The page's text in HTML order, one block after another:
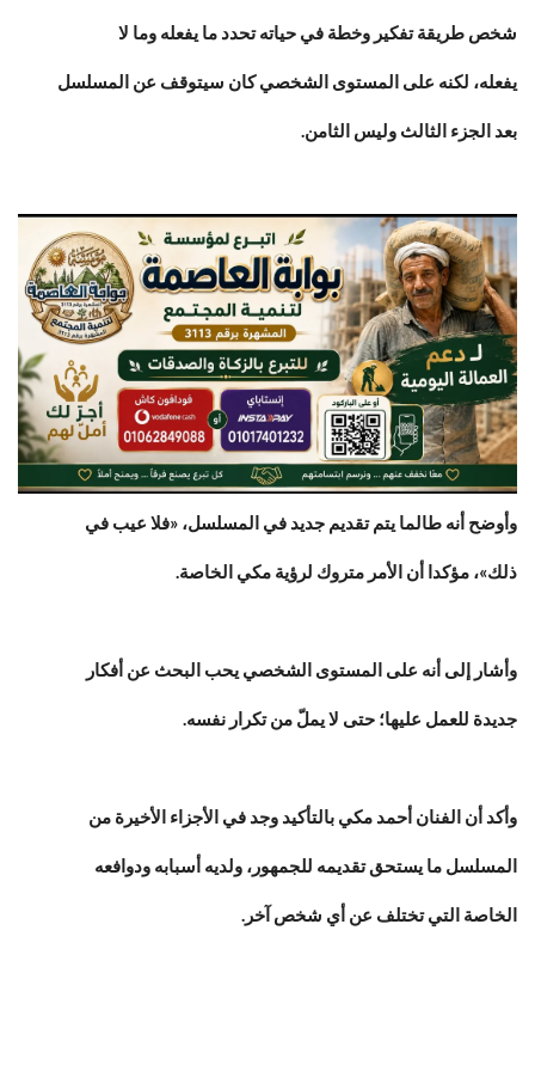
شخص طريقة تفكير وخطة في حياته تحدد ما يفعله وما لا
يفعله، لكنه على المستوى الشخصي ‏كان سيتوقف عن المسلسل
بعد الجزء الثالث وليس الثامن‎.‎
وأوضح أنه طالما يتم تقديم جديد في المسلسل، «فلا عيب في
ذلك»، مؤكدا أن الأمر متروك لرؤية ‏مكي الخاصة.‏
وأشار إلى أنه على المستوى الشخصي يحب البحث عن أفكار
جديدة للعمل عليها؛ حتى لا يملّ من تكرار نفسه‎.‎
وأكد أن الفنان أحمد مكي بالتأكيد وجد في الأجزاء الأخيرة من
المسلسل ما يستحق تقديمه ‏للجمهور، ولديه أسبابه ودوافعه
الخاصة التي تختلف عن أي شخص آخر‎.‎